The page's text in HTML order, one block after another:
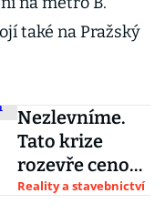
také na Pražský
Nezlevníme.
Tato krize
rozevře cenové
nůžky mezi
Reality a stavebnictví